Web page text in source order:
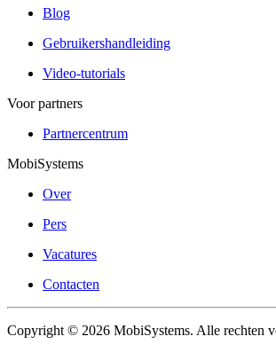
Blog
Gebruikershandleiding
Video-tutorials
Voor partners
Partnercentrum
MobiSystems
Over
Pers
Vacatures
Contacten
Copyright © 2026 MobiSystems. Alle rechten